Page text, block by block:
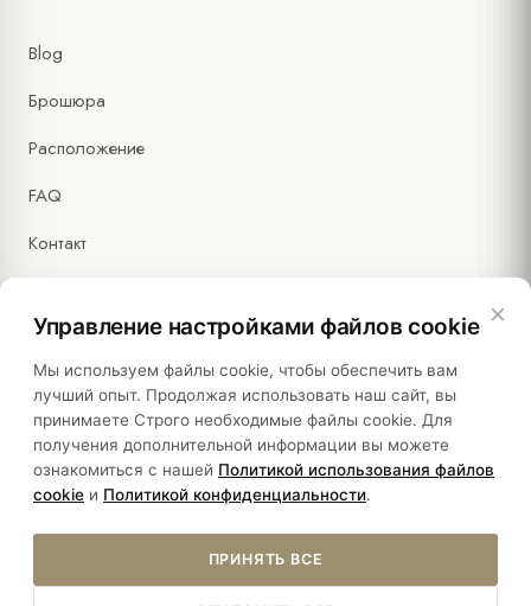
Blog
Брошюра
Расположение
FAQ
Контакт
Правовая информация
Политики
Устойчивость
×
Управление настройками файлов cookie
Мы используем файлы cookie, чтобы обеспечить вам
лучший опыт. Продолжая использовать наш сайт, вы
принимаете Строго необходимые файлы cookie. Для
получения дополнительной информации вы можете
ознакомиться с нашей Политикой использования файлов
cookie и Политикой конфиденциальности.
ПРИНЯТЬ ВСЕ